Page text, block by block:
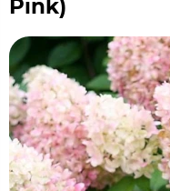
Pink)